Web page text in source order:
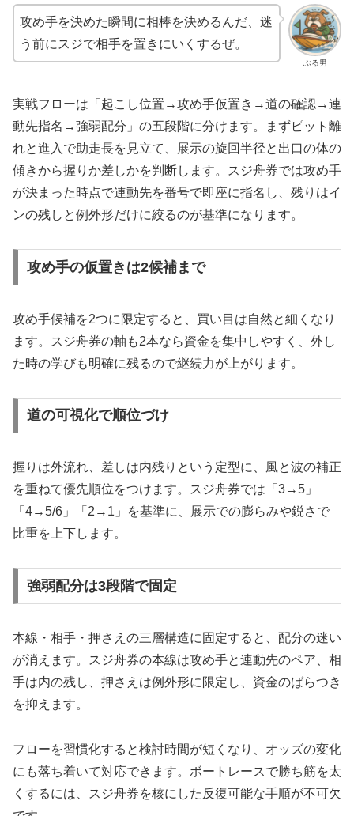
ぶる男
攻め手を決めた瞬間に相棒を決めるんだ、迷
う前にスジで相手を置きにいくするぜ。
実戦フローは「起こし位置→攻め手仮置き→道の確認→連
動先指名→強弱配分」の五段階に分けます。まずピット離
れと進入で助走長を見立て、展示の旋回半径と出口の体の
傾きから握りか差しかを判断します。スジ舟券では攻め手
が決まった時点で連動先を番号で即座に指名し、残りはイ
ンの残しと例外形だけに絞るのが基準になります。
攻め手の仮置きは2候補まで
攻め手候補を2つに限定すると、買い目は自然と細くなり
ます。スジ舟券の軸も2本なら資金を集中しやすく、外し
た時の学びも明確に残るので継続力が上がります。
道の可視化で順位づけ
握りは外流れ、差しは内残りという定型に、風と波の補正
を重ねて優先順位をつけます。スジ舟券では「3→5」
「4→5/6」「2→1」を基準に、展示での膨らみや鋭さで
比重を上下します。
強弱配分は3段階で固定
本線・相手・押さえの三層構造に固定すると、配分の迷い
が消えます。スジ舟券の本線は攻め手と連動先のペア、相
手は内の残し、押さえは例外形に限定し、資金のばらつき
を抑えます。
フローを習慣化すると検討時間が短くなり、オッズの変化
にも落ち着いて対応できます。ボートレースで勝ち筋を太
くするには、スジ舟券を核にした反復可能な手順が不可欠